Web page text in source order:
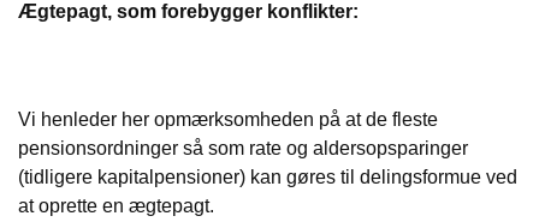
Ægtepagt, som forebygger konflikter:
Vi henleder her opmærksomheden på at de fleste
pensionsordninger så som rate og aldersopsparinger
(tidligere kapitalpensioner) kan gøres til delingsformue ved
at oprette en ægtepagt.